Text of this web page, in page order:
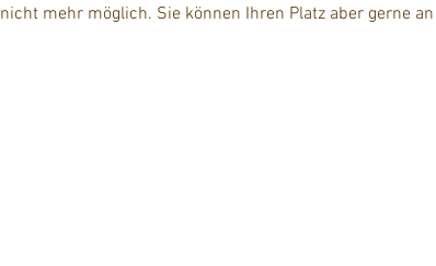
mehr möglich. Sie können Ihren Platz aber gerne